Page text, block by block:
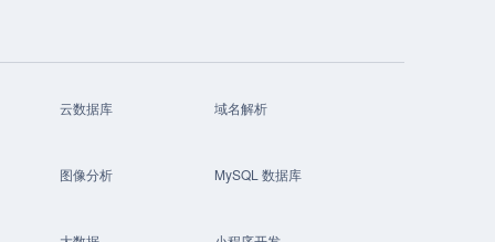
云数据库 域名解析
图像分析 MySQL 数据库